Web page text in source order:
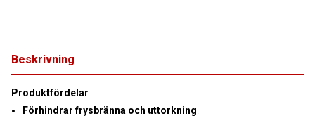
Beskrivning
Produktfördelar
Förhindrar frysbränna och uttorkning